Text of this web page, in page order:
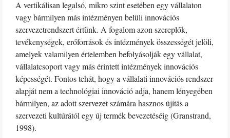
A vertikálisan legalsó, mikro szint esetében egy vállalaton
vagy bármilyen más intézményen belüli innovációs
szervezetrendszert értünk. A fogalom azon szereplők,
tevékenységek, erőforrások és intézmények összességét jelöli,
amelyek valamilyen értelemben befolyásolják egy vállalat,
vállalatcsoport vagy más érintett intézmények innovációs
képességét. Fontos tehát, hogy a vállalati innovációs rendszer
alapját nem a technológiai innováció adja, hanem lényegében
bármilyen, az adott szervezet számára hasznos újítás a
szervezeti kultúrától egy új termék bevezetéséig (Granstrand,
1998).